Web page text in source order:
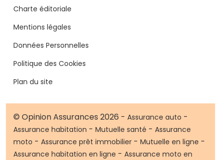
Charte éditoriale
Mentions légales
Données Personnelles
Politique des Cookies
Plan du site
© Opinion Assurances 2026 - Assurance auto -
Assurance habitation - Mutuelle santé - Assurance
moto - Assurance prêt immobilier - Mutuelle en ligne -
Assurance habitation en ligne - Assurance moto en